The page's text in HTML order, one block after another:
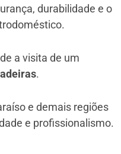
durabilidade e o
a visita de um
.
e demais regiões
e profissionalismo.